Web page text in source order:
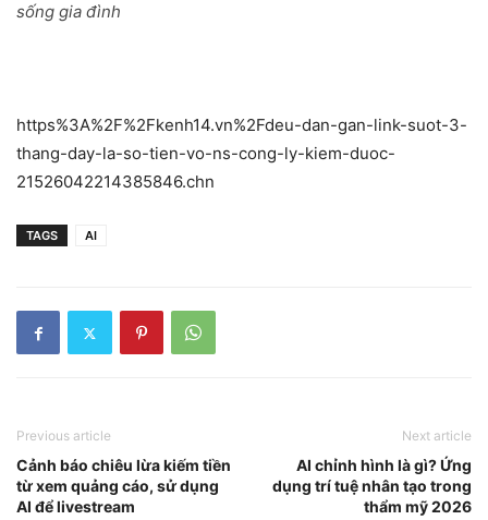
sống gia đình
https%3A%2F%2Fkenh14.vn%2Fdeu-dan-gan-link-suot-3-
thang-day-la-so-tien-vo-ns-cong-ly-kiem-duoc-
21526042214385846.chn
TAGS AI
Previous article
Cảnh báo chiêu lừa kiếm tiền
từ xem quảng cáo, sử dụng
AI để livestream
Next article
AI chỉnh hình là gì? Ứng
dụng trí tuệ nhân tạo trong
thẩm mỹ 2026